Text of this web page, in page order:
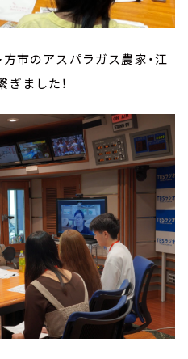
市のアスパラガス農家・江
ました！